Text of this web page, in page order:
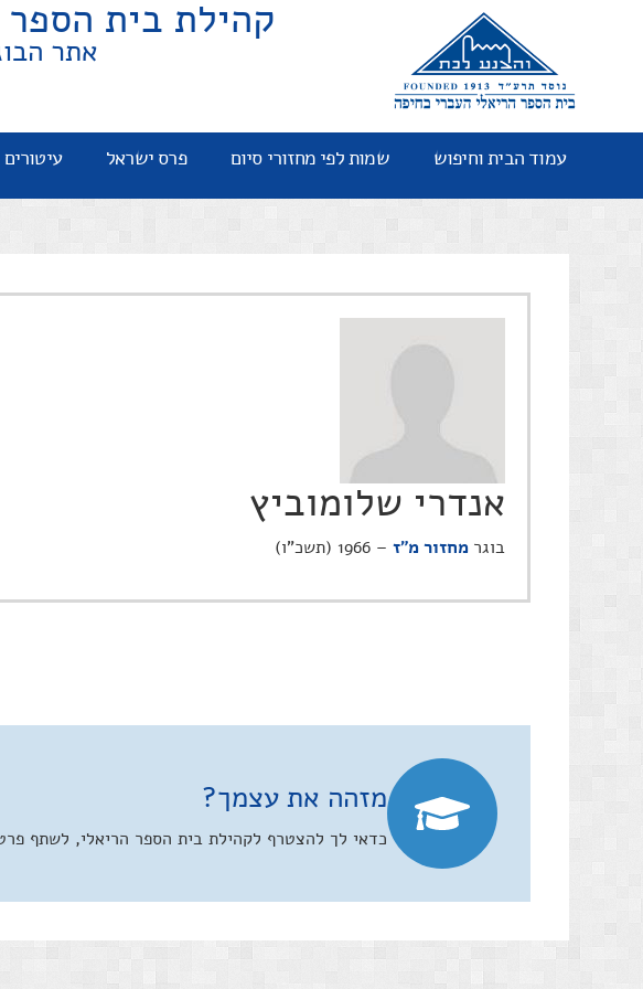
קהילת בית
אתר
עמוד הבית וחיפוש שמות לפי מחזורי סיום פרס ישראל
אנדרי שלומוביץ
בוגר מחזור מ"ז – 1966 (תשכ"ו)
מזהה את עצמך?
כדאי לך להצטרף לקהילת בית הספר הריאלי, לשתף